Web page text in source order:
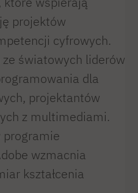
projektów
cyfrowych.
światowych liderów
dla
projektantów
z multimediami.
programie
wzmacnia
kształcenia